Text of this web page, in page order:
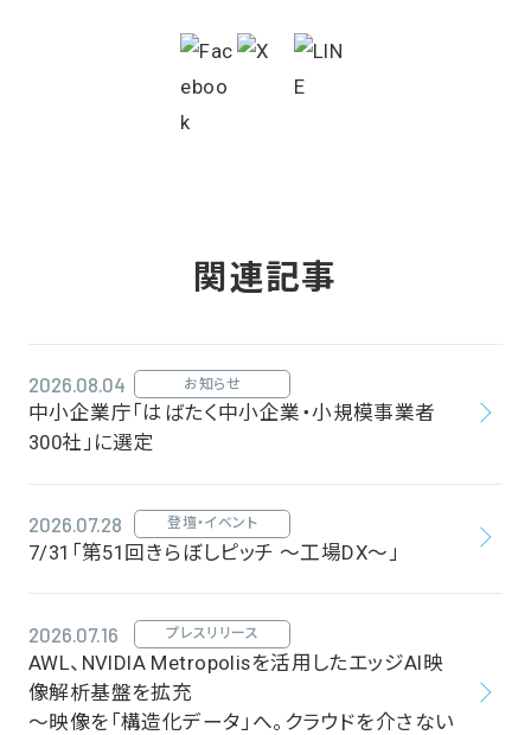
関連記事
2026.08.04 お知らせ
中小企業庁「はばたく中小企業・小規模事業者
300社」に選定
2026.07.28 登壇・イベント
7/31「第51回きらぼしピッチ ～工場DX～」
2026.07.16 プレスリリース
AWL、NVIDIA Metropolisを活用したエッジAI映
像解析基盤を拡充
～映像を「構造化データ」へ。クラウドを介さない